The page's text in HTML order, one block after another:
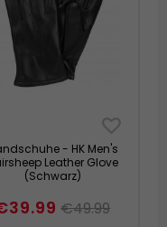
- HK Men's
Leather Glove
(Schwarz)
€49.99